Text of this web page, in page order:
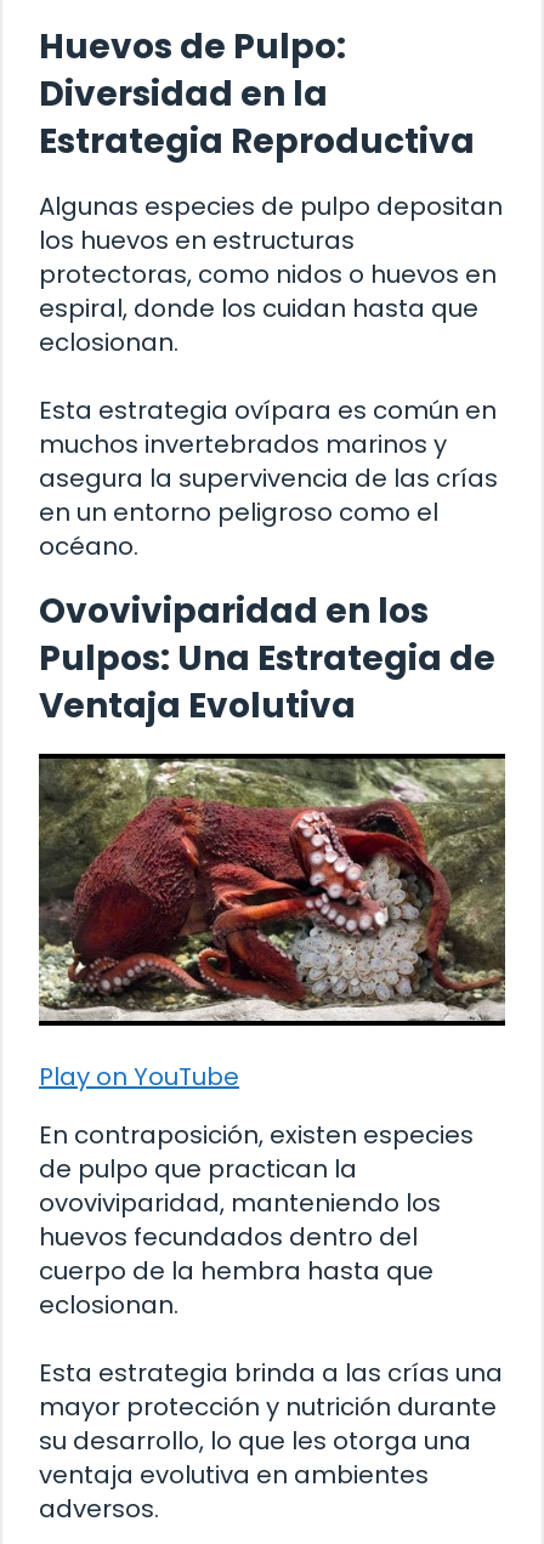
Huevos de Pulpo:
Diversidad en la
Estrategia Reproductiva
Algunas especies de pulpo depositan
los huevos en estructuras
protectoras, como nidos o huevos en
espiral, donde los cuidan hasta que
eclosionan.
Esta estrategia ovípara es común en
muchos invertebrados marinos y
asegura la supervivencia de las crías
en un entorno peligroso como el
océano.
Ovoviviparidad en los
Pulpos: Una Estrategia de
Ventaja Evolutiva
Play on YouTube
En contraposición, existen especies
de pulpo que practican la
ovoviviparidad, manteniendo los
huevos fecundados dentro del
cuerpo de la hembra hasta que
eclosionan.
Esta estrategia brinda a las crías una
mayor protección y nutrición durante
su desarrollo, lo que les otorga una
ventaja evolutiva en ambientes
adversos.